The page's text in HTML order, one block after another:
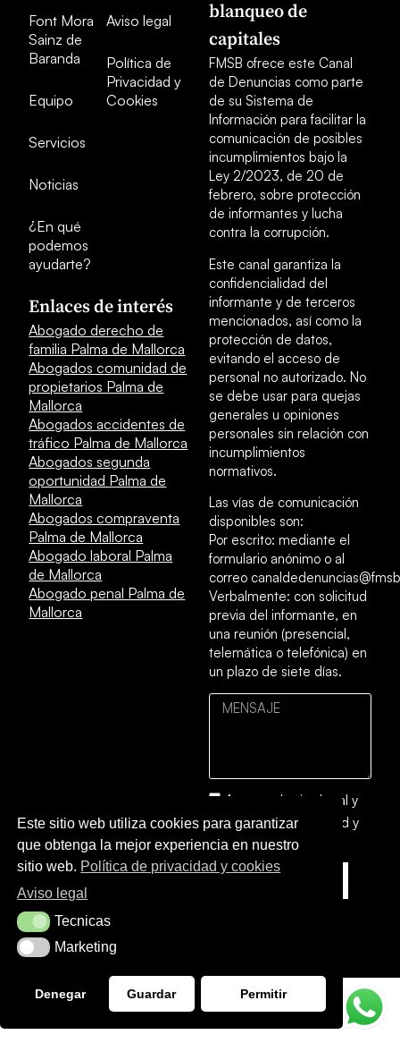
Font Mora
Sainz de
Baranda
Equipo
Servicios
Noticias
¿En qué
podemos
ayudarte?
Aviso legal
Política de
Privacidad y
Cookies
Enlaces de interés
Abogado derecho de
familia Palma de Mallorca
Abogados comunidad de
propietarios Palma de
Mallorca
Abogados accidentes de
tráfico Palma de Mallorca
Abogados segunda
oportunidad Palma de
Mallorca
Abogados compraventa
Palma de Mallorca
Abogado laboral Palma
de Mallorca
Abogado penal Palma de
Mallorca
blanqueo de
capitales
FMSB ofrece este Canal
de Denuncias como parte
de su Sistema de
Información para facilitar la
comunicación de posibles
incumplimientos bajo la
Ley 2/2023, de 20 de
febrero, sobre protección
de informantes y lucha
contra la corrupción.
Este canal garantiza la
confidencialidad del
informante y de terceros
mencionados, así como la
protección de datos,
evitando el acceso de
personal no autorizado. No
se debe usar para quejas
generales u opiniones
personales sin relación con
incumplimientos
normativos.
Las vías de comunicación
disponibles son:
Por escrito: mediante el
formulario anónimo o al
correo
Verbalmente: con solicitud
previa del informante, en
una reunión (presencial,
telemática o telefónica) en
un plazo de siete días.
Acepto el aviso legal y
lapolítica de privacidad y
cookies
Este sitio web utiliza cookies para garantizar
que obtenga la mejor experiencia en nuestro
sitio web. Política de privacidad y cookies
Aviso legal
TecnicasTecnicas
MarketingMarketing
Denegar Guardar Permitir